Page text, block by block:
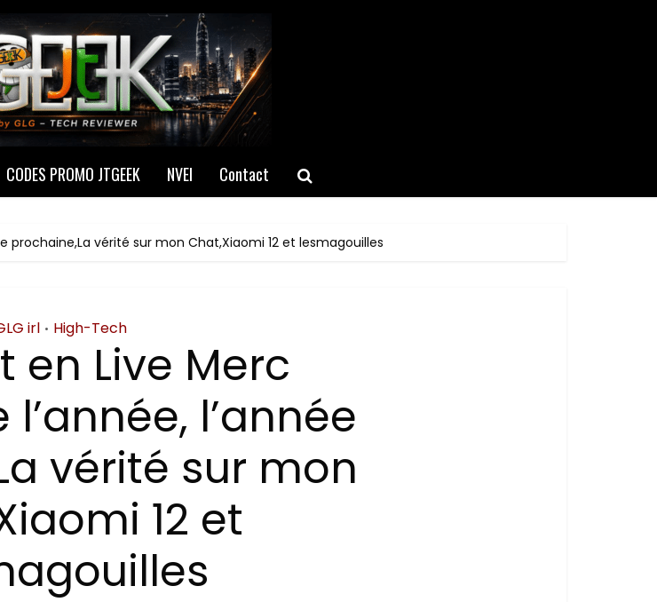
CODES PROMO JTGEEK NVEI Contact
prochaine,La vérité sur mon Chat,Xiaomi 12 et lesmagouilles
irl • High-Tech
en Live Merc
l’année, l’année
vérité sur mon
12 et